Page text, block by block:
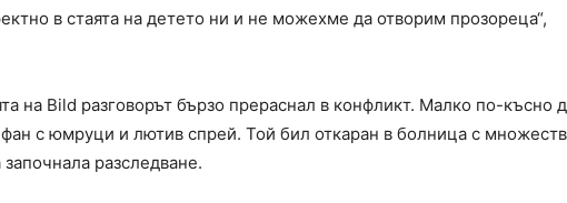
в стаята на детето ни и не можехме да отворим прозореца“,
на Bild разговорът бързо прераснал в конфликт. Малко по-късно
с юмруци и лютив спрей. Той бил откаран в болница с
разследване.